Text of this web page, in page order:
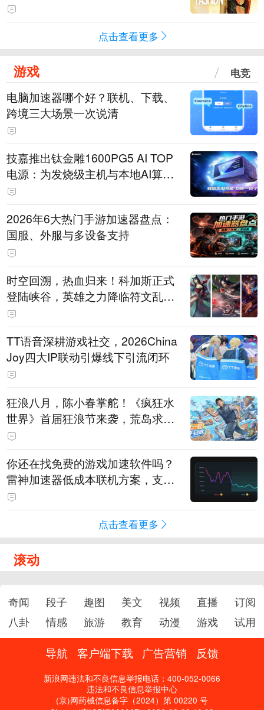
点击查看更多
游戏 电竞
电脑加速器哪个好？联机、下载、
跨境三大场景一次说清
技嘉推出钛金雕1600PG5 AI TOP
电源：为发烧级主机与本地AI算力
打造旗舰供电方案
2026年6大热门手游加速器盘点：
国服、外服与多设备支持
时空回溯，热血归来！科加斯正式
登陆峡谷，英雄之力降临符文乱
斗！
TT语音深耕游戏社交，2026China
Joy四大IP联动引爆线下引流闭环
狂浪八月，陈小春掌舵！《疯狂水
世界》首届狂浪节来袭，荒岛求生
直播即将开启
你还在找免费的游戏加速软件吗？
雷神加速器低成本联机方案，支持
免费试用
点击查看更多
滚动
奇闻 段子 趣图 美文 视频 直播
订阅
八卦
情感 旅游 教育 动漫 游戏 试用
导航 客户端下载 广告营销 反馈
新浪网违法和不良信息举报电话：400-052-0066
违法和不良信息举报中心
(京)网药械信息备字（2024）第 00220 号